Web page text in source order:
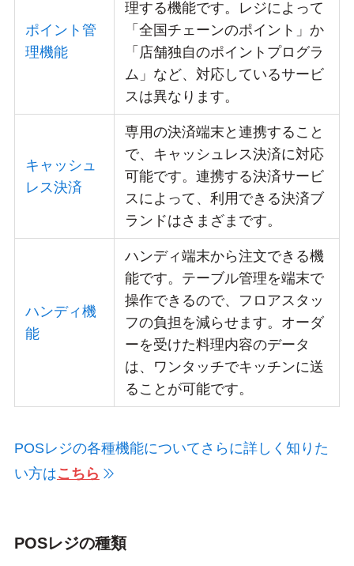
ポイント管
理機能
理する機能です。レジによって
「全国チェーンのポイント」か
「店舗独自のポイントプログラ
ム」など、対応しているサービ
スは異なります。
キャッシュ
レス決済
専用の決済端末と連携すること
で、キャッシュレス決済に対応
可能です。連携する決済サービ
スによって、利用できる決済ブ
ランドはさまざまです。
ハンディ機
能
ハンディ端末から注文できる機
能です。テーブル管理を端末で
操作できるので、フロアスタッ
フの負担を減らせます。オーダ
ーを受けた料理内容のデータ
は、ワンタッチでキッチンに送
ることが可能です。
POSレジの各種機能についてさらに詳しく知りた
い方はこちら
POSレジの種類